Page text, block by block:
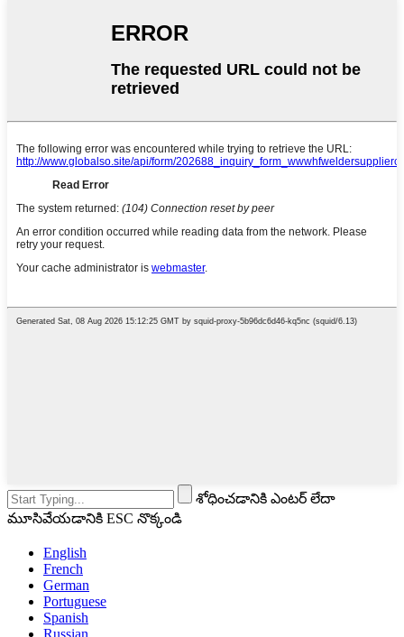
శోధించడానికి ఎంటర్ లేదా
మూసివేయడానికి ESC నొక్కండి
English
French
German
Portuguese
Spanish